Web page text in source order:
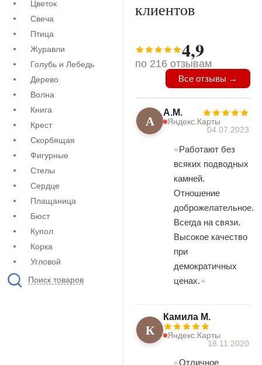
Цветок
Свеча
Птица
Журавли
Голубь и Лебедь
Дерево
Волна
Книга
Крест
Скорбящая
Фигурные
Стелы
Сердце
Плащаница
Бюст
Купол
Корка
Угловой
Поиск товаров
клиентов
4,9
по 216 отзывам
Все отзывы →
А А.М.
Яндекс.Карты
04.07.2023
Работают без
всяких подводных
камней.
Отношение
доброжелательное.
Всегда на связи.
Высокое качество
при
демократичных
ценах.
К
Камила М.
Яндекс.Карты
18.11.2020
Отличное